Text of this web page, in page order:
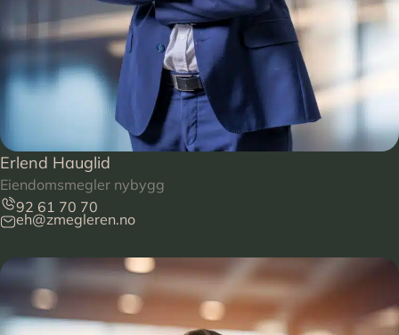
Erlend Hauglid
Eiendomsmegler nybygg
92 61 70 70
eh@zmegleren.no